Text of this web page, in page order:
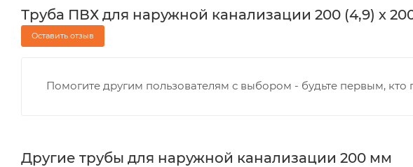
Труба ПВХ для наружной канализации 200 (4,9) х
Оставить отзыв
Помогите другим пользователям с выбором - будьте первым,
Другие трубы для наружной канализации 200 мм